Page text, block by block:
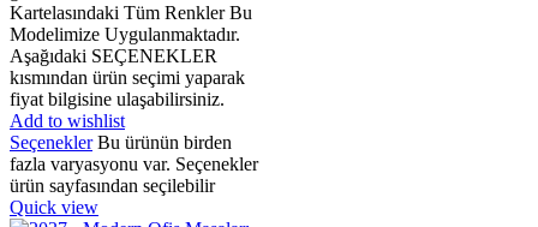
Kartelasındaki Tüm Renkler Bu
Modelimize Uygulanmaktadır.
Aşağıdaki SEÇENEKLER
kısmından ürün seçimi yaparak
fiyat bilgisine ulaşabilirsiniz.
Add to wishlist
Seçenekler Bu ürünün birden
fazla varyasyonu var. Seçenekler
ürün sayfasından seçilebilir
Quick view